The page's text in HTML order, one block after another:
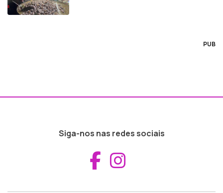
PUB
Siga-nos nas redes sociais
Aceder ao